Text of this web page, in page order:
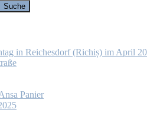
in Rei­ches­dorf (Ri­chiș) im April
Pa­nier